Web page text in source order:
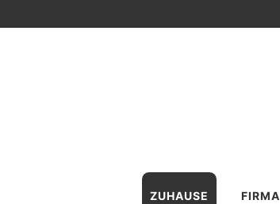
ZUHAUSE FIRMA